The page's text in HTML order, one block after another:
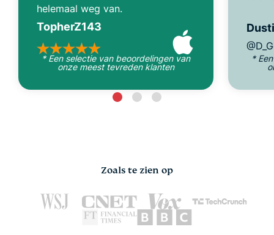
helemaal weg van.
TopherZ143
* Een selectie van beoordelingen van
onze meest tevreden klanten
*
Zoals te zien op